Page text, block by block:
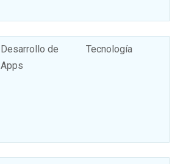
Desarrollo de
Apps
Tecnología